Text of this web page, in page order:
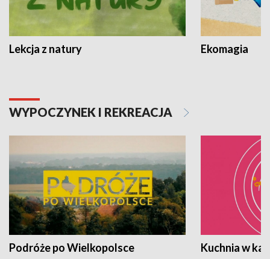
Lekcja z natury Ekomagia
WYPOCZYNEK I REKREACJA
Podróże po Wielkopolsce Kuchnia w